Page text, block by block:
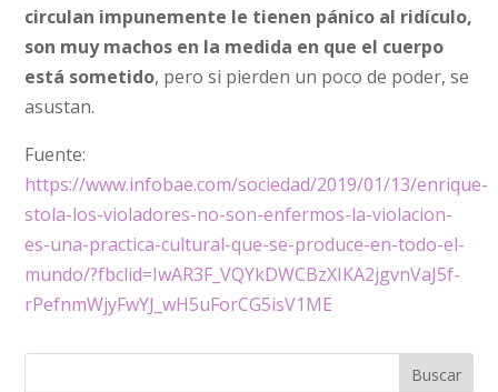
circulan impunemente le tienen pánico al ridículo,
son muy machos en la medida en que el cuerpo
está sometido, pero si pierden un poco de poder, se
asustan.
Fuente:
https://www.infobae.com/sociedad/2019/01/13/enrique-
stola-los-violadores-no-son-enfermos-la-violacion-
es-una-practica-cultural-que-se-produce-en-todo-el-
mundo/?fbclid=IwAR3F_VQYkDWCBzXIKA2jgvnVaJ5f-
rPefnmWjyFwYJ_wH5uForCG5isV1ME